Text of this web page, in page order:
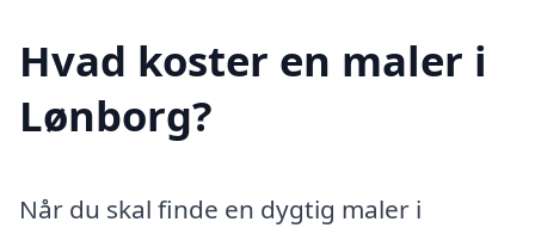
Hvad koster en maler i
Lønborg?
Når du skal finde en dygtig maler i